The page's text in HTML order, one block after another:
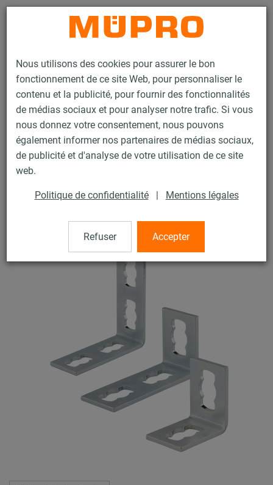
Nous utilisons des cookies pour assurer le bon
fonctionnement de ce site Web, pour personnaliser le
contenu et la publicité, pour fournir des fonctionnalités
de médias sociaux et pour analyser notre trafic. Si vous
nous donnez votre consentement, nous pouvons
également informer nos partenaires de médias sociaux,
de publicité et d'analyse de votre utilisation de ce site
web.
Politique de confidentialité | Mentions légales
Refuser Accepter
Contact
Produits Technique de fixation
Rails d'installation
Equerre MPR 90° type S+
Equerre MPR 90° type S+